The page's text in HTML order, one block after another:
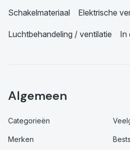
Schakelmateriaal Elektrische
Luchtbehandeling / ventilatie In
Algemeen
Categorieën
Merken